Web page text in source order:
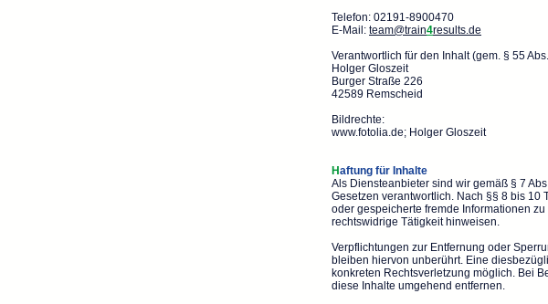
Telefon: 02191-8900470
E-Mail: team@train4results.de
Verantwortlich für den Inhalt (gem. § 55
Holger Gloszeit
Burger Straße 226
42589 Remscheid
Bildrechte:
www.fotolia.de; Holger Gloszeit
Haftung für Inhalte
Als Diensteanbieter sind wir gemäß § 7
Gesetzen verantwortlich. Nach §§ 8 bis 10
oder gespeicherte fremde Informationen
rechtswidrige Tätigkeit hinweisen.
Verpflichtungen zur Entfernung oder
bleiben hiervon unberührt. Eine
konkreten Rechtsverletzung möglich. Bei
diese Inhalte umgehend entfernen.